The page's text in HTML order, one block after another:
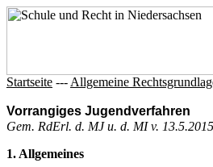
Startseite --- Allgemeine
Vorrangiges Jugendverfahren
Gem. RdErl. d. MJ u. d. MI v.
1. Allgemeines